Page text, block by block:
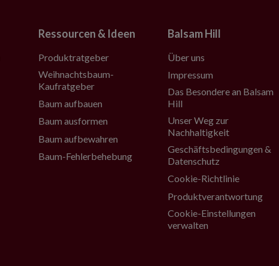
Ressourcen & Ideen
Produktratgeber
Weihnachtsbaum-
Kaufratgeber
Baum aufbauen
Baum ausformen
Baum aufbewahren
Baum-Fehlerbehebung
Balsam Hill
Über uns
Impressum
Das Besondere an Balsam
Hill
Unser Weg zur
Nachhaltigkeit
Geschäftsbedingungen &
Datenschutz
Cookie-Richtlinie
Produktverantwortung
Cookie-Einstellungen
verwalten